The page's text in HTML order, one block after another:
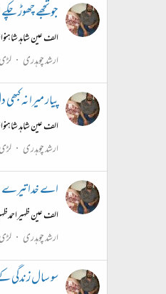
جو تجھے چھوڑ
الف عین شاہد
ارشد چوہدری
لڑی
پیار میرا نہ
الف عین شاہد
ارشد چوہدری
لڑی
اے خدا تیرے
الف عین
ارشد چوہدری
لڑی
سو سال